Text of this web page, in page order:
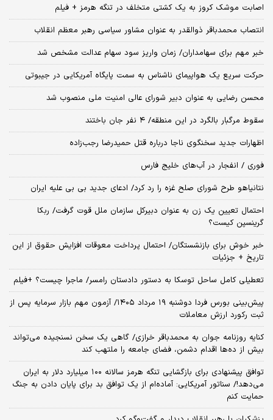
اصابت موشک کروز به یک کشتی متخلف در تنگه هرمز + فیلم
انتصاب محمدباقر ذوالقدر به عنوان مشاور سیاسی رهبر معظم انقلاب
خبر مهم برای سهامداران/ زمان واریز سود سهام عدالت مشخص شد
حرکت سریع یک هواپیمای ناشناس به سمت پایگاه آمریکایی در جیبوتی
محسن رضایی به عنوان دبیر شورای عالی امنیت ملی منصوب شد
سقوط مرگبار بالگرد در این منطقه/ ۴ نفر جان باختند
اظهارات جدید سخنگوی ناجا درباره قتل حمیدرضا رجب‌زاده
فوری / انفجار در آب‌های خلیج فارس
نتانیاهو طرح شورای صلح غزه را رد کرد/ ادعای جدید بی بی علیه ایران
احتمال تعیین یک زن به عنوان دبیرکل سازمان ملل قوت گرفت/ ربکا
گرینسپن کیست؟
خبر خوش برای بازنشستگان/ احتمال پرداخت معوقات افزایش حقوق از این
تاریخ + جزئیات
تعطیلی کامل ساحل توسکا به دستور دادستان رامسر/ ماجرا چیست؟ +فیلم
​پیش‌بینی بورس فردا دوشنبه ۱۹ مرداد ۱۴۰۵/ آزمون مهم بازار سرمایه پس از
ثبت رکورد ارزش معاملات
کنایه روزنامه جوان به محمدباقر خرازی/ گاهی یک سخن نسنجیده می‌تواند
بیش از ده‌ها اقدام دشمن، فضای جامعه را ملتهب کند
توافق پیشنهادی برای بازگشایی تنگه هرمز سالانه ۱۰۰ میلیارد دلار به ایران
می‌دهد!/ سناتور آمریکایی: آماده‌ام از یک توافق بد برای پایان دادن به جنگ
حمایت کنم